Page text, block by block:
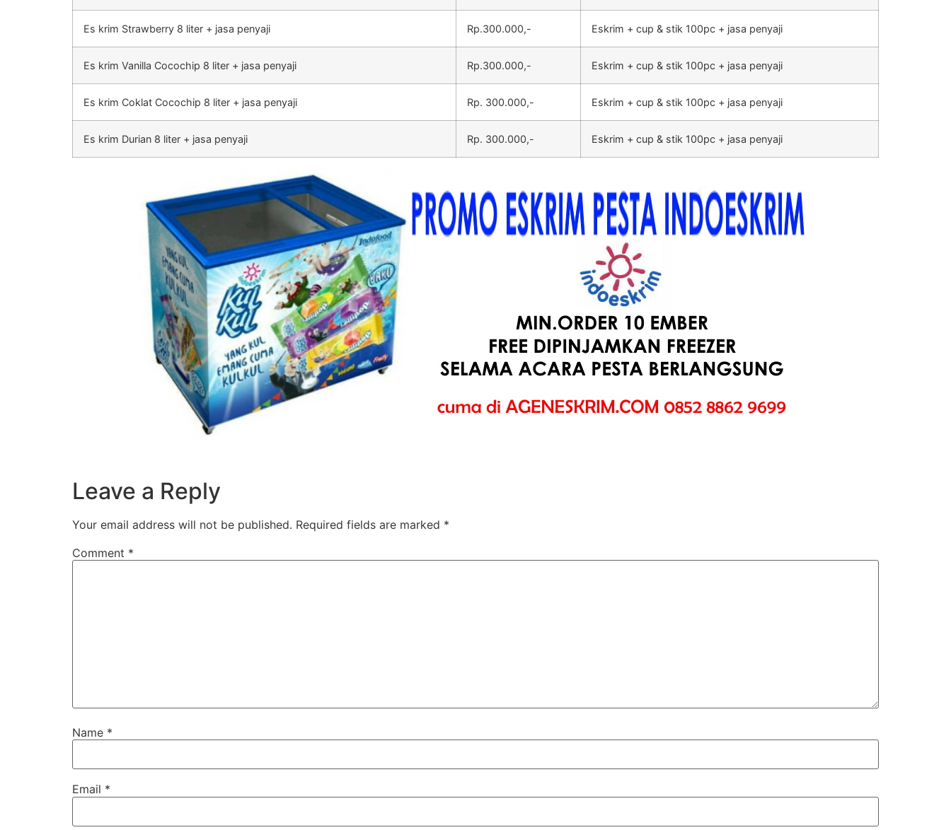
Es krim Strawberry 8 liter + jasa penyaji Rp.300.000,- Eskrim + cup & stik 100pc + jasa penyaji
Es krim Vanilla Cocochip 8 liter + jasa penyaji Rp.300.000,- Eskrim + cup & stik 100pc + jasa penyaji
Es krim Coklat Cocochip 8 liter + jasa penyaji Rp. 300.000,- Eskrim + cup & stik 100pc + jasa penyaji
Es krim Durian 8 liter + jasa penyaji Rp. 300.000,- Eskrim + cup & stik 100pc + jasa penyaji
Leave a Reply
Your email address will not be published. Required fields are marked *
Comment *
Name *
Email *